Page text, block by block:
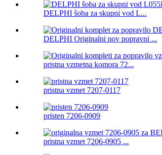
DELPHI šoba za skupni vod L...
DELPHI Originalni nov popravni ...
pristna vzmetna komora 72...
pristna vzmet 7207-0117
pristen 7206-0909
pristna vzmet 7206-0905 ...